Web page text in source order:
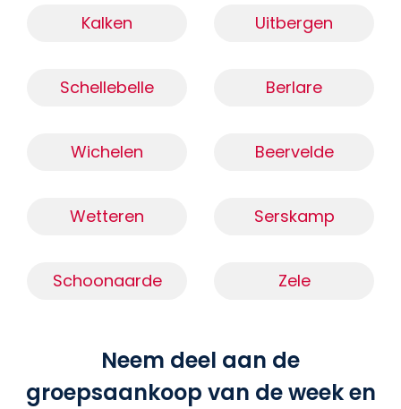
Kalken Uitbergen
Schellebelle Berlare
Wichelen Beervelde
Wetteren Serskamp
Schoonaarde Zele
Neem deel aan de
groepsaankoop van de week en